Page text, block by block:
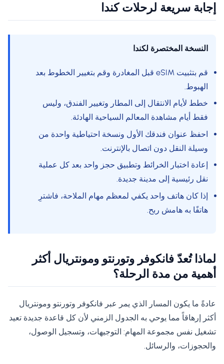
إجابة سريعة لرحلات كندا
النسخة المختصرة لكندا
قم بتثبيت eSIM قبل المغادرة وقم بتغيير الخطوط بعد
الهبوط.
خطط لأيام الانتقال إلى المطار وتغيير الفندق، وليس
فقط أيام مشاهدة المعالم السياحية الهادئة.
احفظ عنوان فندقك الأول ونسخة احتياطية واحدة من
وسيلة النقل دون اتصال بالإنترنت.
إعادة اختبار الخرائط وتطبيق حجز واحد بعد كل عملية
نقل رئيسية إلى مدينة جديدة.
إذا كان هاتف واحد يكفي لمعظم مهام الملاحة، فاشترِ
هاتفًا به هامش ربح.
لماذا تُعدّ فانكوفر وتورنتو ومونتريال أكثر
أهمية من مدة الرحلة؟
عادةً ما يكون المسار الذي يمر عبر فانكوفر وتورنتو ومونتريال
أكثر إرهاقاً مما يوحي به الجدول الزمني لأن كل قاعدة جديدة تعيد
تشغيل نفس مجموعة المهام: التوجيهات، وتسجيل الوصول،
والحجوزات، والرسائل.